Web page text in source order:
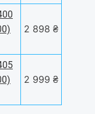
2 898 ₴
2 999 ₴